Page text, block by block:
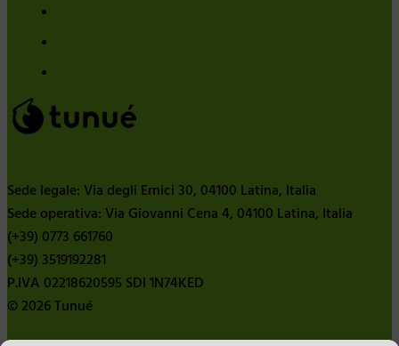
Sede legale: Via degli Ernici 30, 04100 Latina, Italia
Sede operativa: Via Giovanni Cena 4, 04100 Latina, Italia
(+39) 0773 661760
(+39) 3519192281
P.IVA 02218620595 SDI 1N74KED
© 2026 Tunué